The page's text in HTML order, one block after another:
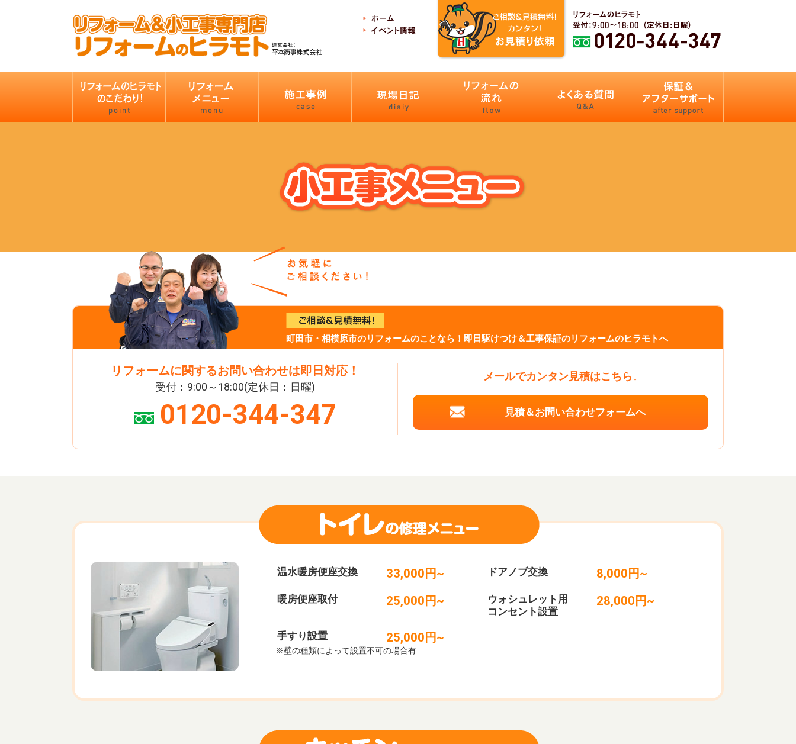
町田市・相模原市のリフォームのことなら！即日駆けつけ＆工事保証のリフォームのヒラモトへ
リフォームに関するお問い合わせは即日対応！
受付：9:00～18:00(定休日：日曜)
0120-344-347
メールでカンタン見積はこちら↓
見積＆お問い合わせフォームへ
温水暖房便座交換 33,000円~ ドアノブ交換 8,000円~
暖房便座取付 25,000円~
ウォシュレット用
コンセント設置
28,000円~
手すり設置 25,000円~
※壁の種類によって設置不可の場合有